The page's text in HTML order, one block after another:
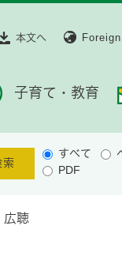
本文へ
子育て・教育
すべて
PDF
広聴